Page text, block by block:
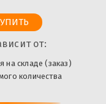
от:
на складе (заказ)
количества